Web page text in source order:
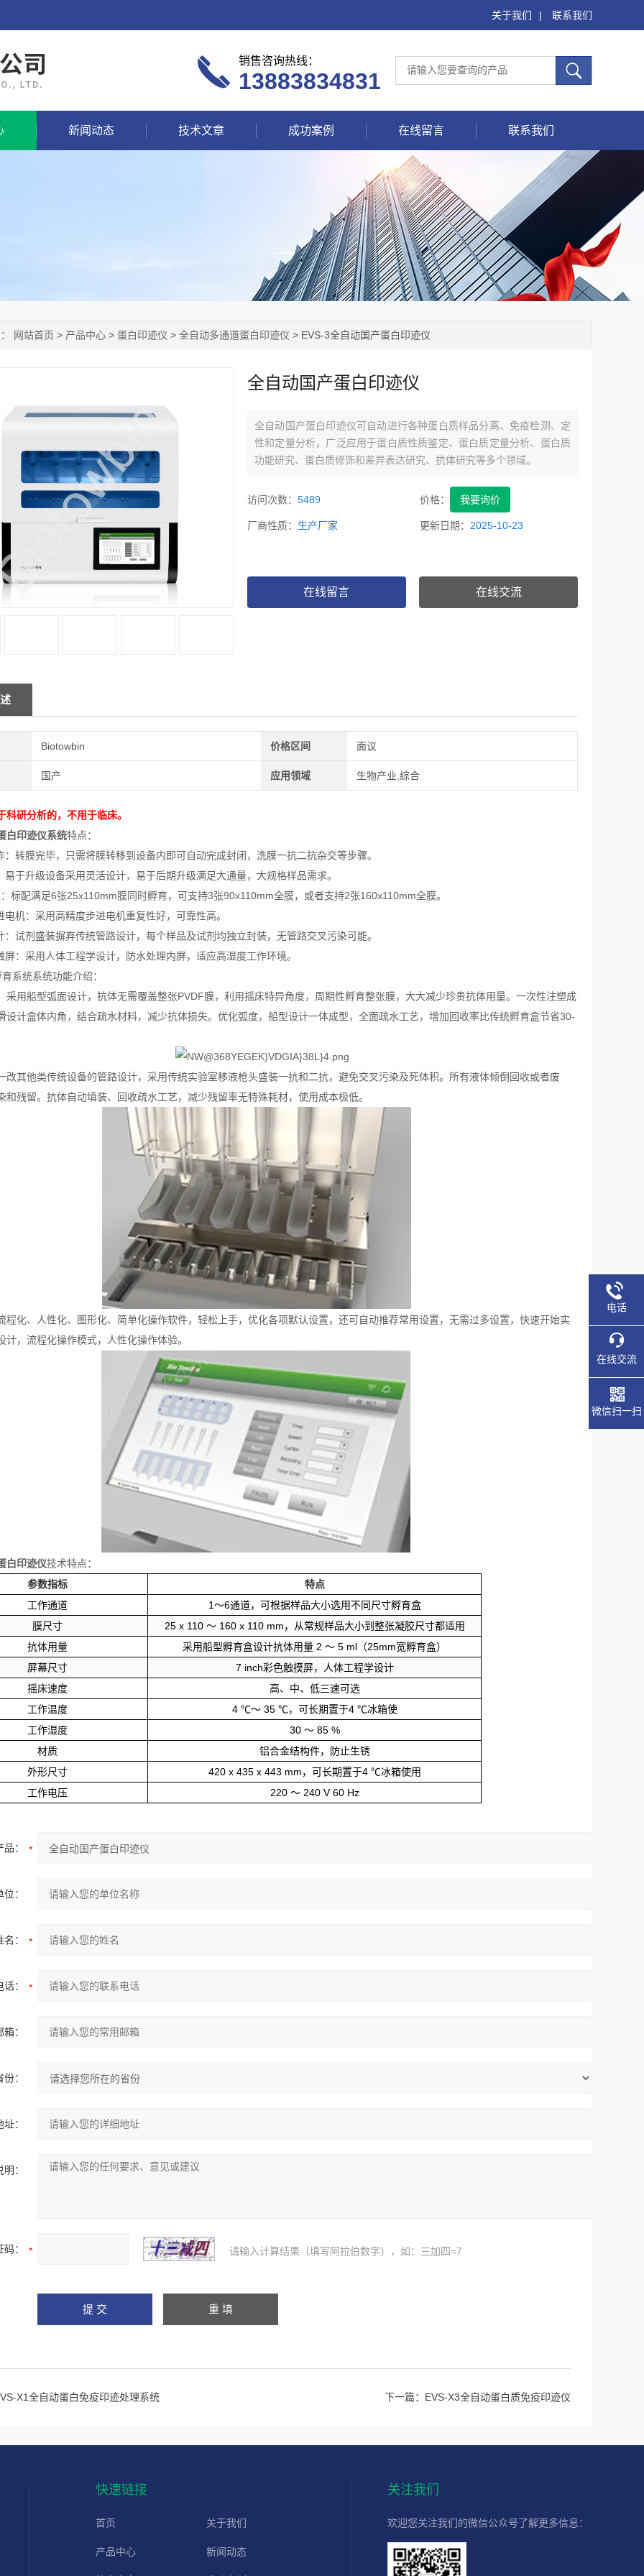
关于我们 | 联系我们
销售咨询热线：
13883834831
新闻动态 技术文章 成功案例 在线留言 联系我们
网站首页 > 产品中心 > 蛋白印迹仪 > 全自动多通道蛋白印迹仪 > EVS-3全自动国产蛋白印迹仪
全自动国产蛋白印迹仪
全自动国产蛋白印迹仪可自动进行各种蛋白质样品分离、免疫检测、定
性和定量分析，广泛应用于蛋白质性质鉴定、蛋白质定量分析、蛋白质
功能研究、蛋白质修饰和差异表达研究、抗体研究等多个领域。
访问次数： 5489 价格： 我要询价
厂商性质： 生产厂家 更新日期： 2025-10-23
在线留言 在线交流
Biotowbin 价格区间 面议
国产 应用领域 生物产业,综合
科研分析的，不用于临床。
白印迹仪系统特点：
：转膜完毕，只需将膜转移到设备内即可自动完成封闭，洗膜一抗二抗杂交等步骤。
易于升级设备采用灵活设计，易于后期升级满足大通量，大规格样品需求。
标配满足6张25x110mm膜同时孵育，可支持3张90x110mm全膜，或者支持2张160x110mm全膜。
电机：采用高精度步进电机重复性好，可靠性高。
：试剂盛装摒弃传统管路设计，每个样品及试剂均独立封装，无管路交叉污染可能。
屏：采用人体工程学设计，防水处理内屏，适应高湿度工作环境。
系统系统功能介绍：
采用船型弧面设计，抗体无需覆盖整张PVDF膜，利用摇床特异角度，周期性孵育整张膜，大大减少珍贵抗体用量。一次性注塑成
设计盒体内角，结合疏水材料，减少抗体损失。优化弧度，船型设计一体成型，全面疏水工艺，增加回收率比传统孵育盒节省30-
改其他类传统设备的管路设计，采用传统实验室移液枪头盛装一抗和二抗，避免交叉污染及死体积。所有液体倾倒回收或者废
和残留。抗体自动填装、回收疏水工艺，减少残留率无特殊耗材，使用成本极低。
程化、人性化、图形化、简单化操作软件，轻松上手，优化各项默认设置，还可自动推荐常用设置，无需过多设置，快速开始实
计，流程化操作模式，人性化操作体验。
白印迹仪技术特点：
参数指标
特点
工作通道
1～6通道，可根据样品大小选用不同尺寸孵育盒
膜尺寸
25 x 110 ～ 160 x 110 mm，从常规样品大小到整张凝胶尺寸都适用
抗体用量
采用船型孵育盒设计抗体用量 2 ～ 5 ml（25mm宽孵育盒）
屏幕尺寸
7 inch彩色触摸屏，人体工程学设计
摇床速度
高、中、低三速可选
工作温度
4 ℃～ 35 ℃，可长期置于4 ℃冰箱使
工作湿度
30 ～ 85 %
材质
铝合金结构件，防止生锈
外形尺寸
420 x 435 x 443 mm，可长期置于4 ℃冰箱使用
工作电压
220 ～ 240 V 60 Hz
品：
：
：
：
：
份：
：
：
： 请输入计算结果（填写阿拉伯数字），如：三加四=7
X1全自动蛋白免疫印迹处理系统 下一篇： EVS-X3全自动蛋白质免疫印迹仪
快速链接
首页 关于我们
产品中心 新闻动态
关注我们
欢迎您关注我们的微信公众号了解更多信息：
电话
在线交流
微信扫一扫